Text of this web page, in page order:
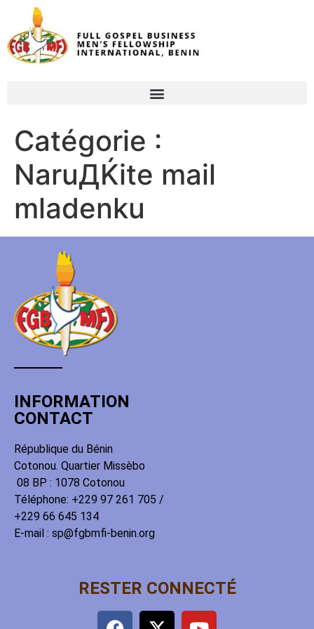
Catégorie :
NaruДЌite mail
mladenku
INFORMATION
CONTACT
République du Bénin
Cotonou. Quartier Missèbo
08 BP : 1078 Cotonou
Téléphone: +229 97 261 705 /
+229 66 645 134
E-mail : sp@fgbmfi-benin.org
RESTER CONNECTÉ